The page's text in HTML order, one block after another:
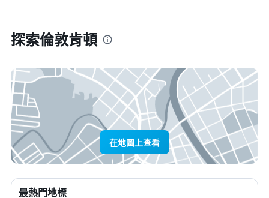
探索倫敦肯頓
在地圖上查看
最熱門地標